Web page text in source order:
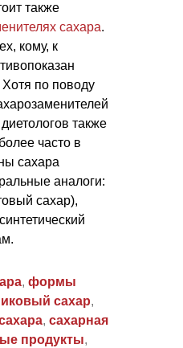
также
сахара.
кому, к
по поводу
также
часто в
сахара
аналоги:
сахар),
, формы
сахар,
, сахарная
продукты,